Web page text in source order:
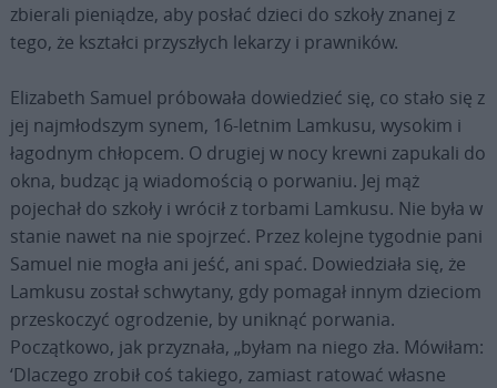
zbierali pieniądze, aby posłać dzieci do szkoły znanej z
tego, że kształci przyszłych lekarzy i prawników.
Elizabeth Samuel próbowała dowiedzieć się, co stało się z
jej najmłodszym synem, 16-letnim Lamkusu, wysokim i
łagodnym chłopcem. O drugiej w nocy krewni zapukali do
okna, budząc ją wiadomością o porwaniu. Jej mąż
pojechał do szkoły i wrócił z torbami Lamkusu. Nie była w
stanie nawet na nie spojrzeć. Przez kolejne tygodnie pani
Samuel nie mogła ani jeść, ani spać. Dowiedziała się, że
Lamkusu został schwytany, gdy pomagał innym dzieciom
przeskoczyć ogrodzenie, by uniknąć porwania.
Początkowo, jak przyznała, „byłam na niego zła. Mówiłam:
‘Dlaczego zrobił coś takiego, zamiast ratować własne